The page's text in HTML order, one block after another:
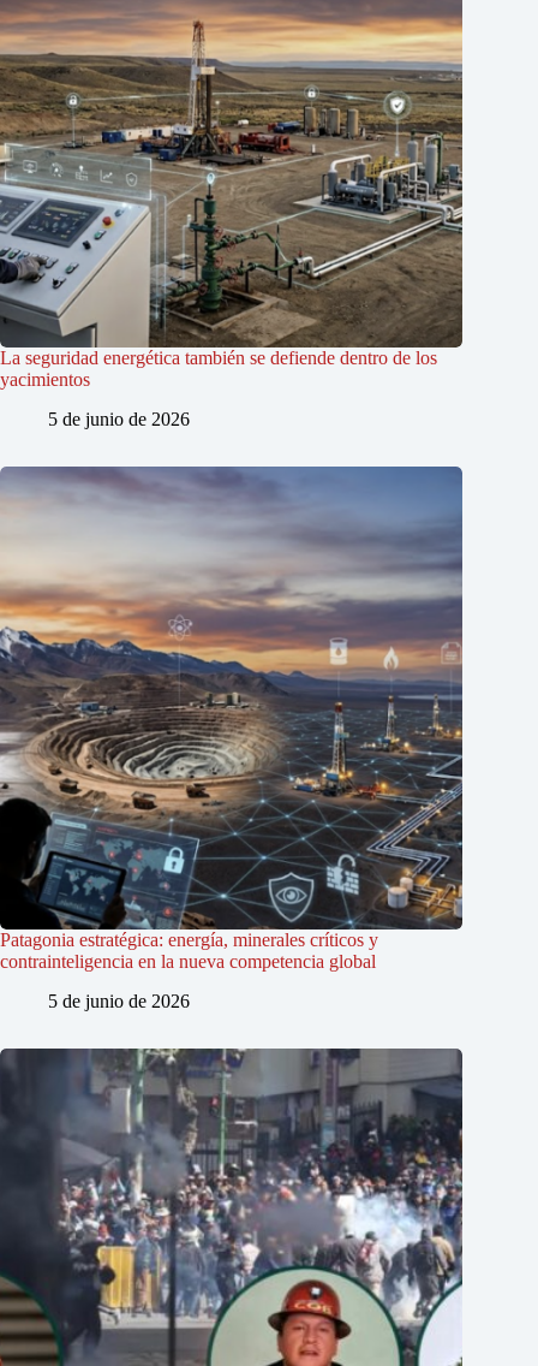
La seguridad energética también se defiende dentro de los
yacimientos
5 de junio de 2026
Patagonia estratégica: energía, minerales críticos y
contrainteligencia en la nueva competencia global
5 de junio de 2026